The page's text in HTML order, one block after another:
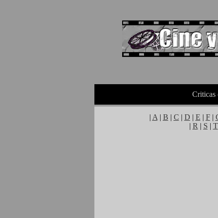
Criticas
| A | B | C | D | E | F|
| R | S | T